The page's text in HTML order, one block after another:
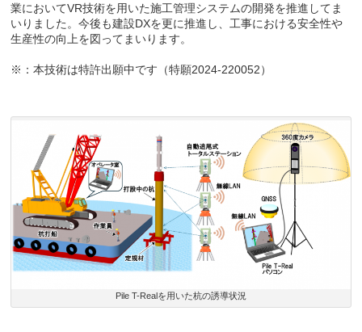
業においてVR技術を用いた施工管理システムの開発を推進してま
いりました。今後も建設DXを更に推進し、工事における安全性や
生産性の向上を図ってまいります。
※：本技術は特許出願中です（特願2024-220052）
Pile T-Realを用いた杭の誘導状況